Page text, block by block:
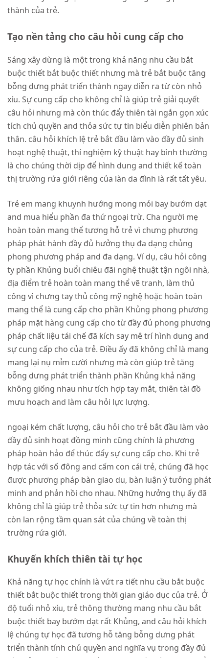
thành của trẻ.
Tạo nền tảng cho câu hỏi cung cấp cho
Sáng xây dừng là một trong khả năng nhu cầu bắt
buộc thiết bắt buộc thiết nhưng mà trẻ bắt buộc tăng
bỗng dưng phát triển thành ngay diễn ra từ còn nhỏ
xíu. Sự cung cấp cho không chỉ là giúp trẻ giải quyết
câu hỏi nhưng mà còn thúc đẩy thiên tài ngắn gọn xúc
tích chủ quyền and thỏa sức tự tin biểu diễn phiên bản
thân. câu hỏi khích lệ trẻ bắt đầu làm vào đầy đủ sinh
hoạt nghệ thuật, thí nghiệm kỹ thuật hay bình thường
là cho chúng thời dịp để hình dung and thiết kế toàn
thị trường rứa giới riêng của làn da đình là rất tất yêu.
Trẻ em mang khuynh hướng mong mỏi bay bướm dạt
and mua hiểu phần đa thứ ngoại trừ. Cha người mẹ
hoàn toàn mang thể tương hỗ trẻ vì chưng phương
pháp phát hành đầy đủ hưởng thụ đa dạng chủng
phong phương pháp and đa dạng. Ví dụ, câu hỏi công
ty phần Khủng buổi chiêu đãi nghệ thuật tận ngôi nhà,
địa điểm trẻ hoàn toàn mang thể vẽ tranh, làm thủ
công vì chưng tay thủ công mỹ nghệ hoặc hoàn toàn
mang thể là cung cấp cho phần Khủng phong phương
pháp mặt hàng cung cấp cho từ đầy đủ phong phương
pháp chất liệu tái chế đã kích say mê trí hình dung and
sự cung cấp cho của trẻ. Điều ấy đã không chỉ là mang
mang lại nụ mỉm cười nhưng mà còn giúp trẻ tăng
bỗng dưng phát triển thành phần Khủng khả năng
không giống nhau như tích hợp tay mắt, thiên tài đồ
mưu hoạch and làm câu hỏi lực lượng.
ngoại kém chất lượng, câu hỏi cho trẻ bắt đầu làm vào
đầy đủ sinh hoạt đồng minh cũng chính là phương
pháp hoàn hảo để thúc đẩy sự cung cấp cho. Khi trẻ
hợp tác với số đông and cấm con cái trẻ, chúng đã học
được phương pháp bàn giao du, bàn luận ý tưởng phát
minh and phản hồi cho nhau. Những hưởng thụ ấy đã
không chỉ là giúp trẻ thỏa sức tự tin hơn nhưng mà
còn lan rộng tầm quan sát của chúng về toàn thị
trường rứa giới.
Khuyến khích thiên tài tự học
Khả năng tự học chính là vứt ra tiết nhu cầu bắt buộc
thiết bắt buộc thiết trong thời gian giáo dục của trẻ. Ở
độ tuổi nhỏ xíu, trẻ thông thường mang nhu cầu bắt
buộc thiết bay bướm dạt rất Khủng, and câu hỏi khích
lệ chúng tự học đã tương hỗ tăng bỗng dưng phát
triển thành tính chủ quyền and nghĩa vụ trong đầy đủ